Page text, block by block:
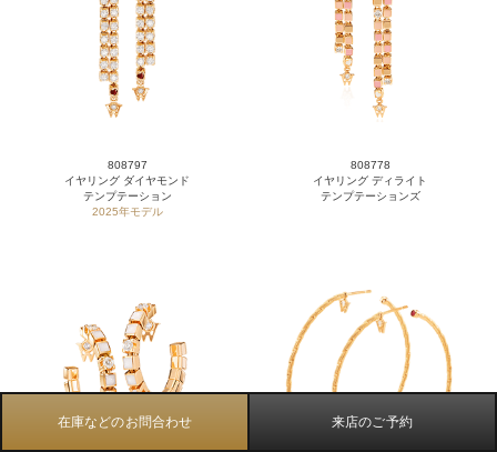
808797
イヤリング ダイヤモンド
テンプテーション
2025年モデル
808778
イヤリング ディライト
テンプテーションズ
在庫などのお問合わせ 来店のご予約